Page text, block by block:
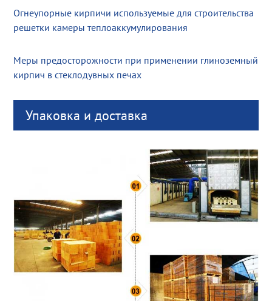
Огнеупорные кирпичи используемые для строительства
решетки камеры теплоаккумулирования
Меры предосторожности при применении глиноземный
кирпич в стеклодувных печах
Упаковка и доставка